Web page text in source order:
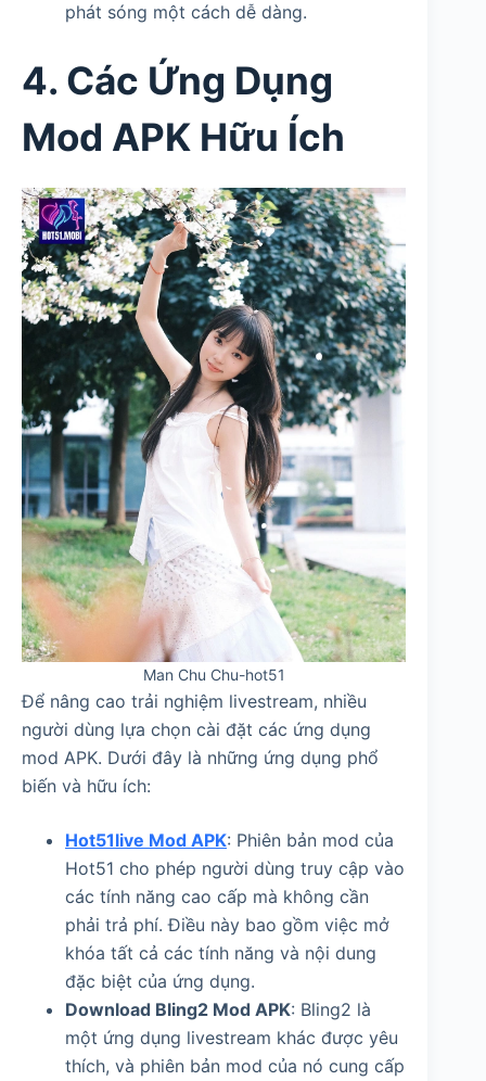
phát sóng một cách dễ dàng.
4. Các Ứng Dụng
Mod APK Hữu Ích
Man Chu Chu-hot51
Để nâng cao trải nghiệm livestream, nhiều
người dùng lựa chọn cài đặt các ứng dụng
mod APK. Dưới đây là những ứng dụng phổ
biến và hữu ích:
Hot51live Mod APK: Phiên bản mod của
Hot51 cho phép người dùng truy cập vào
các tính năng cao cấp mà không cần
phải trả phí. Điều này bao gồm việc mở
khóa tất cả các tính năng và nội dung
đặc biệt của ứng dụng.
Download Bling2 Mod APK: Bling2 là
một ứng dụng livestream khác được yêu
thích, và phiên bản mod của nó cung cấp